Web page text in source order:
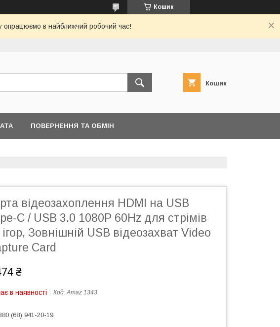
Кошик
опрацюємо в найближчий робочий час!
Кошик
ПОВЕРНЕННЯ ТА ОБМІН
відеозахоплення HDMI на USB
C / USB 3.0 1080P 60Hz для стрімів
ігор, Зовнішній USB відеозахват Video
Card
₴
в наявності Код:Amaz 1343
(68) 941-20-19